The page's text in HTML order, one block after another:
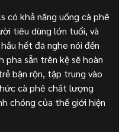
có khả năng uống cà phê
tiêu dùng lớn tuổi, và
hết đã nghe nói đến
pha sẵn trên kệ sẽ hoàn
bận rộn, tập trung vào
cà phê chất lượng
chóng của thế giới hiện